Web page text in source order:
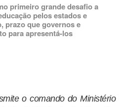
primeiro grande desafio a
pelos estados e
prazo que governos e
para apresentá-los
o comando do Ministério